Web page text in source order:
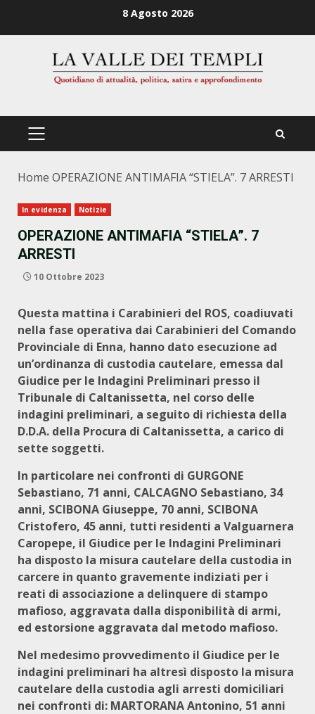
8 Agosto 2026
PRIMÄRES
Home OPERAZIONE ANTIMAFIA “STIELA”. 7 ARRESTI
In evidenza Notizie
OPERAZIONE ANTIMAFIA “STIELA”. 7
ARRESTI
10 Ottobre 2023
Questa mattina i Carabinieri del ROS, coadiuvati
nella fase operativa dai Carabinieri del Comando
Provinciale di Enna, hanno dato esecuzione ad
un’ordinanza di custodia cautelare, emessa dal
Giudice per le Indagini Preliminari presso il
Tribunale di Caltanissetta, nel corso delle
indagini preliminari, a seguito di richiesta della
D.D.A. della Procura di Caltanissetta, a carico di
sette soggetti.
In particolare nei confronti di GURGONE
Sebastiano, 71 anni, CALCAGNO Sebastiano, 34
anni, SCIBONA Giuseppe, 70 anni, SCIBONA
Cristofero, 45 anni, tutti residenti a Valguarnera
Caropepe, il Giudice per le Indagini Preliminari
ha disposto la misura cautelare della custodia in
carcere in quanto gravemente indiziati per i
reati di associazione a delinquere di stampo
mafioso, aggravata dalla disponibilità di armi,
ed estorsione aggravata dal metodo mafioso.
Nel medesimo provvedimento il Giudice per le
indagini preliminari ha altresì disposto la misura
cautelare della custodia agli arresti domiciliari
nei confronti di: MARTORANA Antonino, 51 anni